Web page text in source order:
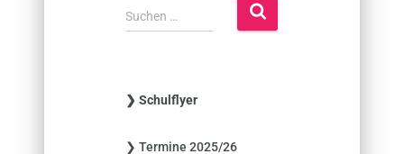
S
u
n
a
Suchen …
❯ Schulflyer
❯ Termine 2025/26